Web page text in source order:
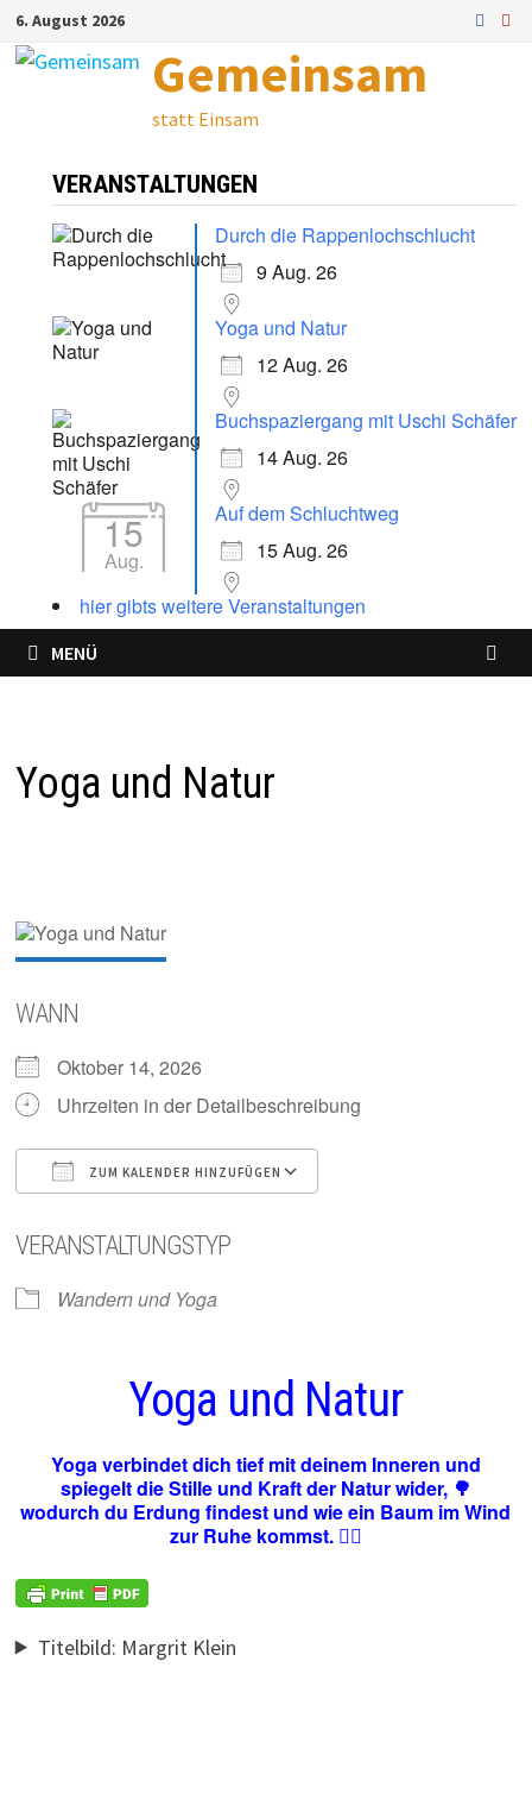
Zum
Inhalt
6. August 2026
Gemeinsam
statt Einsam
VERANSTALTUNGEN
Durch die Rappenlochschlucht
9 Aug. 26
Yoga und Natur
12 Aug. 26
Buchspaziergang mit Uschi Schäfer
14 Aug. 26
15
Aug.
Auf dem Schluchtweg
15 Aug. 26
hier gibts weitere Veranstaltungen
MENÜ
Yoga und Natur
WANN
Oktober 14, 2026
Uhrzeiten in der Detailbeschreibung
ZUM KALENDER HINZUFÜGEN
VERANSTALTUNGSTYP
Wandern und Yoga
Yoga und Natur
Yoga verbindet dich tief mit deinem Inneren und
spiegelt die Stille und Kraft der Natur wider, 🌳
wodurch du Erdung findest und wie ein Baum im Wind
zur Ruhe kommst. 🧘‍♀️
Titelbild: Margrit Klein